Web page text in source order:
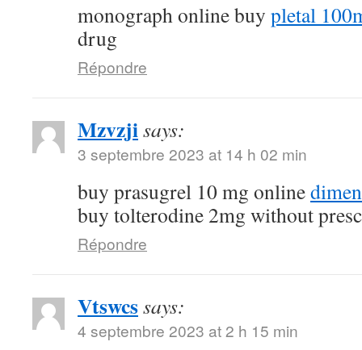
monograph online buy pletal
drug
Répondre
Mzvzjisays:
3 septembre 2023 at 14 h 02 min
buy prasugrel 10 mg online
buy tolterodine 2mg without
Répondre
Vtswcssays:
4 septembre 2023 at 2 h 15 min